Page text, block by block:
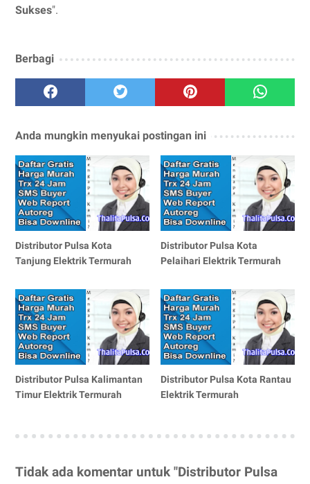
Sukses".
Berbagi
Anda mungkin menyukai postingan ini
Distributor Pulsa Kota
Tanjung Elektrik Termurah
Distributor Pulsa Kota
Pelaihari Elektrik Termurah
Distributor Pulsa Kalimantan
Timur Elektrik Termurah
Distributor Pulsa Kota Rantau
Elektrik Termurah
Tidak ada komentar untuk "Distributor Pulsa